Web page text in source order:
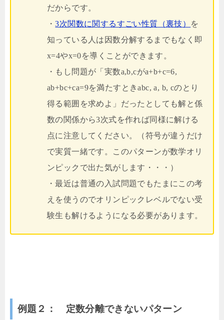
だからです。
・3次関数に関するすごい性質（裏技）
を
知っている人は因数分解するまでもなく即
x=4やx=0を導くことができます。
・もし問題が「実数a,b,cがa+b+c=6,
ab+bc+ca=9を満たすときabc, a, b, cのとり
得る範囲を求めよ」だったとしても解と係
数の関係から3次式を作れば同様に解ける
点に注意してください。（符号が違うだけ
で実質一緒です。このパターンが数学オリ
ンピックで出た気がします・・・）
・最近は普通の入試問題でもたまにこの考
えを使うのでオリンピックレベルでない受
験生も解けるようになる必要があります。
例題２： 定数分離できないパターン